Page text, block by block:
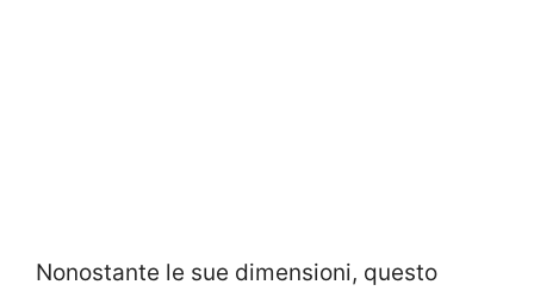
Nonostante le sue dimensioni, questo